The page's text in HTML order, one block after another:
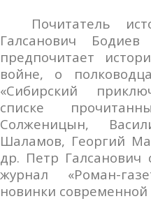
Почитатель
Галсанович
предпочитает
войне, о
«Сибирский
списке
Солженицын,
Шаламов, Георгий
др. Петр Галсанович
журнал «Роман-
новинки